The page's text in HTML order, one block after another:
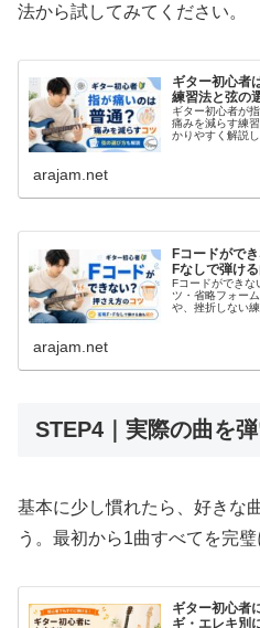
法から試してみてください。
ギター初心者
練習法と弦の
ギター初心者が
痛みを減らす練
かりやすく解説
arajam.net
Fコードがで
Fなしで弾け
Fコードができな
ツ・省略フォー
や、挫折しない
arajam.net
STEP4｜実際の曲を
基本に少し慣れたら、好きな
う。最初から1曲すべてを完
ギター初心者
ギ・エレキ別